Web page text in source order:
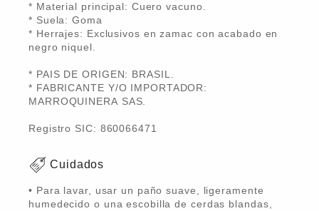
* Material principal: Cuero vacuno.
* Suela: Goma
* Herrajes: Exclusivos en zamac con acabado en
negro niquel.
* PAIS DE ORIGEN: BRASIL.
* FABRICANTE Y/O IMPORTADOR:
MARROQUINERA SAS.
Registro SIC: 860066471
Cuidados
• Para lavar, usar un paño suave, ligeramente
humedecido o una escobilla de cerdas blandas,